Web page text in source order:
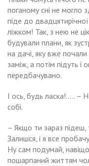
поганому сні не могло
піде до двадцятирічної
ліжком! Так, з нею не
будували плани, як
на дачі, яку вже
заміж, а потім підуть і
передбачувано.
І ось, будь ласка!….. –
собі.
– Якщо ти зараз підеш,
Залишся, і я все
Ну сам подумай,
пошарпаний життям